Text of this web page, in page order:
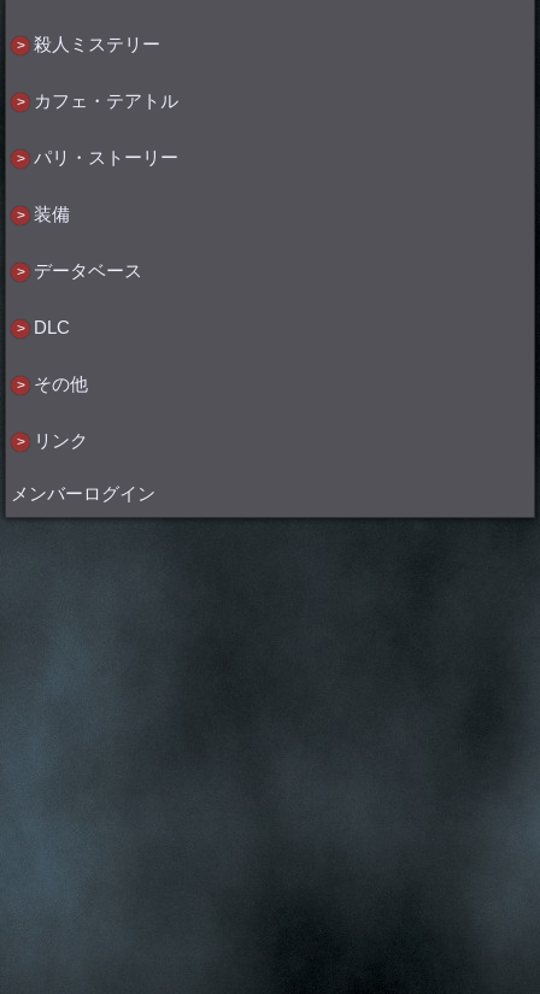
殺人ミステリー
カフェ・テアトル
パリ・ストーリー
装備
データベース
DLC
その他
リンク
メンバーログイン